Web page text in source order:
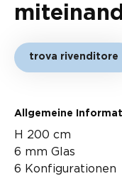
trova rivenditore
Allgemeine
H 200 cm
6 mm Glas
6 Konfigurationen